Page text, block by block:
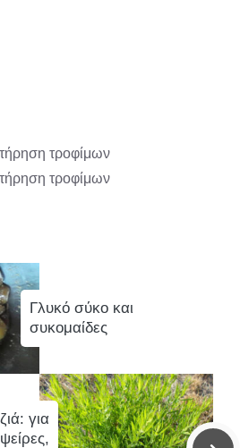
τροφίμων
τροφίμων
Γλυκό σύκο και
συκομαίδες
για